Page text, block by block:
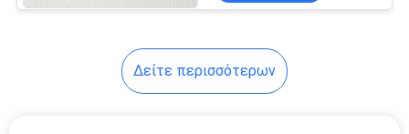
Δείτε περισσότερων